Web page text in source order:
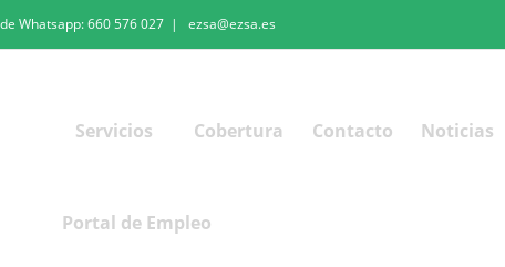
Whatsapp:660 576 027 | ezsa@ezsa.es
Servicios Cobertura Contacto Noticias
Portal de Empleo